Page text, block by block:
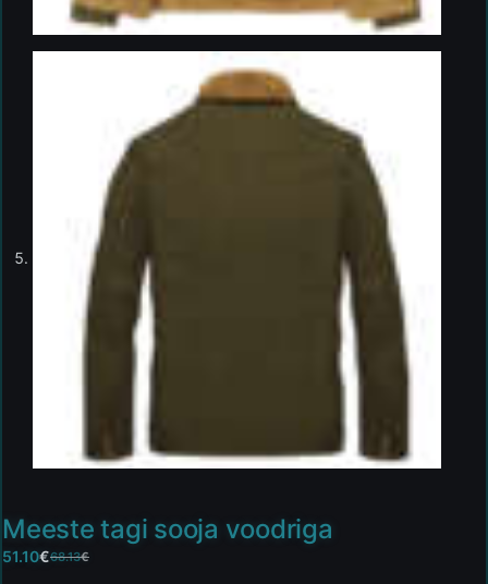
Meeste tagi sooja voodriga
68.13€
51.10€